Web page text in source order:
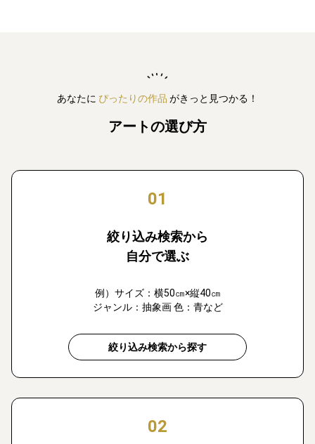
あなたに ぴったりの作品 がきっと見つかる！
アートの選び方
01
絞り込み検索から
自分で選ぶ
例）サイズ：横50㎝×縦40㎝
ジャンル：抽象画 色：青など
絞り込み検索から探す
02